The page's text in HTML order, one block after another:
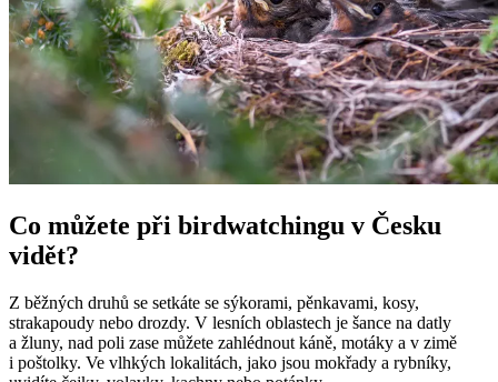
Co můžete při birdwatchingu v Česku
vidět?
Z běžných druhů se setkáte se sýkorami, pěnkavami, kosy,
strakapoudy nebo drozdy. V lesních oblastech je šance na datly
a žluny, nad poli zase můžete zahlédnout káně, motáky a v zimě
i poštolky. Ve vlhkých lokalitách, jako jsou mokřady a rybníky,